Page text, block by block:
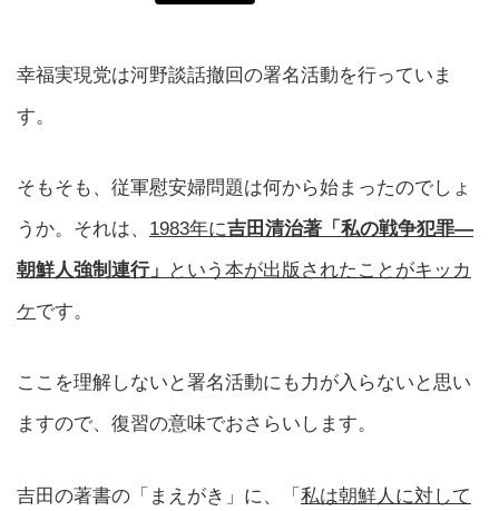
幸福実現党は河野談話撤回の署名活動を行っていま
す。
そもそも、従軍慰安婦問題は何から始まったのでしょ
うか。それは、 1983年に吉田清治著「私の戦争犯罪―
朝鮮人強制連行」 という本が出版されたことがキッカ
ケです。
ここを理解しないと署名活動にも力が入らないと思い
ますので、復習の意味でおさらいします。
吉田の著書の「まえがき」に、「私は朝鮮人に対して